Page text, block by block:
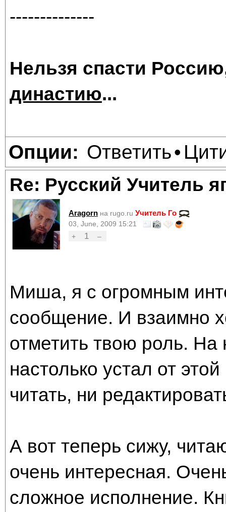
--------------
Нельзя спасти
династию...
Опции: Ответить•
Re: Русский Учитель
Aragorn на rugo.ru Учитель Го
03, June, 2009 15:21
+
1 –
Миша, я с огромным
сообщение. И взаимно
отметить твою роль. На
настолько устал от
читать, ни
А вот теперь сижу,
очень интересная.
сложное исполнение.